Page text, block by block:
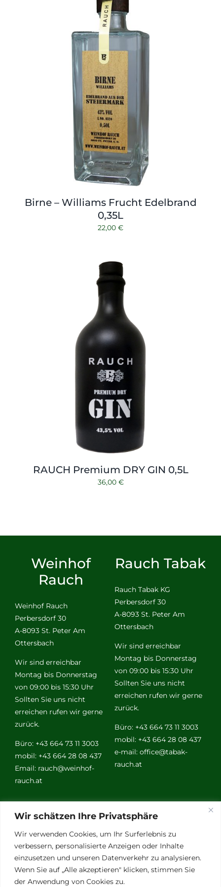
Wir schätzen Ihre Privatsphäre
Wir verwenden Cookies, um Ihr Surferlebnis zu
verbessern, personalisierte Anzeigen oder Inhalte
einzusetzen und unseren Datenverkehr zu analysieren.
Wenn Sie auf „Alle akzeptieren" klicken, stimmen Sie
der Anwendung von Cookies zu.
Shop
Kontakt
Birne – Williams Frucht Edelbrand
0,35L
22,00 €
RAUCH Premium DRY GIN 0,5L
36,00 €
Weinhof
Rauch
Weinhof Rauch
Perbersdorf 30
A-8093 St. Peter Am
Ottersbach
Wir sind erreichbar
Montag bis Donnerstag
von 09:00 bis 15:30 Uhr
Sollten Sie uns nicht
erreichen rufen wir gerne
zurück.
Büro: +43 664 73 11 3003
mobil: +43 664 28 08 437
Email: rauch@weinhof-
rauch.at
Rauch Tabak
Rauch Tabak KG
Perbersdorf 30
A-8093 St. Peter Am
Ottersbach
Wir sind erreichbar
Montag bis Donnerstag
von 09:00 bis 15:30 Uhr
Sollten Sie uns nicht
erreichen rufen wir gerne
zurück.
Büro: +43 664 73 11 3003
mobil: +43 664 28 08 437
e-mail: office@tabak-
rauch.at
Weitere
Links
Vino Vitalis
Ottersbachtal
Partnerbetriebe